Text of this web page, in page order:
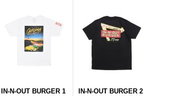
IN-N-OUT BURGER 1
IN-N-OUT BURGER 2